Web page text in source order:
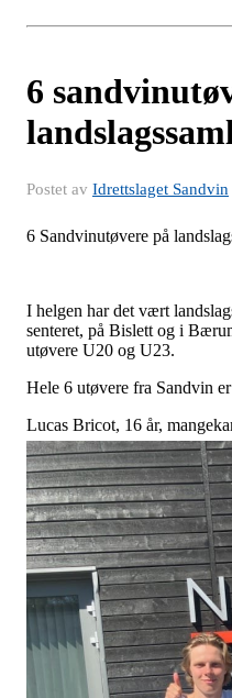
6
Postet av Idrettslaget Sandvin
6 Sandvinutøvere på
I helgen har det vært
senteret, på Bislett og i
utøvere U20 og U23.
Hele 6 utøvere fra Sandvin
Lucas Bricot, 16 år,